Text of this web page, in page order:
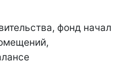
фонд начал